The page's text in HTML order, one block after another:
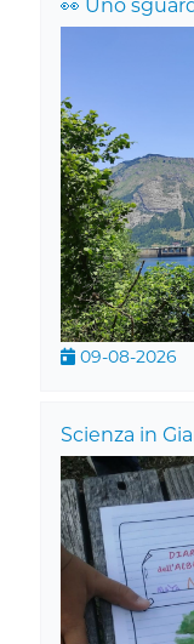
👀 Uno
09-08-2026
Scienza in